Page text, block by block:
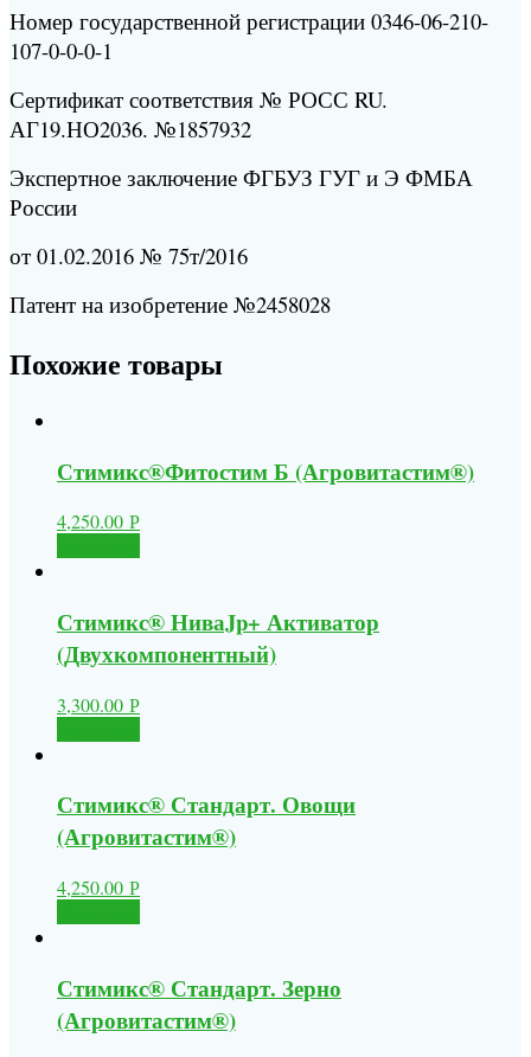
Номер государственной регистрации 0346-06-210-
107-0-0-0-1
Сертификат соответствия № РОСС RU.
АГ19.НО2036. №1857932
Экспертное заключение ФГБУЗ ГУГ и Э ФМБА
России
от 01.02.2016 № 75т/2016
Патент на изобретение №2458028
Похожие товары
Стимикс®Фитостим Б (Агровитастим®)
4,250.00 Р
Стимикс® НиваJp+ Активатор
(Двухкомпонентный)
3,300.00 Р
Стимикс® Стандарт. Овощи
(Агровитастим®)
4,250.00 Р
Стимикс® Стандарт. Зерно
(Агровитастим®)